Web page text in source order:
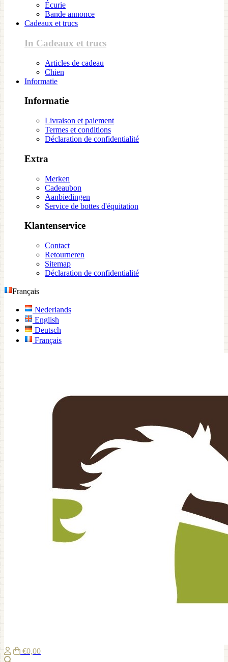
Écurie
Bande annonce
Cadeaux et trucs
In Cadeaux et trucs
Articles de cadeau
Chien
Informatie
Informatie
Livraison et paiement
Termes et conditions
Déclaration de confidentialité
Extra
Merken
Cadeaubon
Aanbiedingen
Service de bottes d'équitation
Klantenservice
Contact
Retourneren
Sitemap
Déclaration de confidentialité
Français
Nederlands
English
Deutsch
Français
€0,00